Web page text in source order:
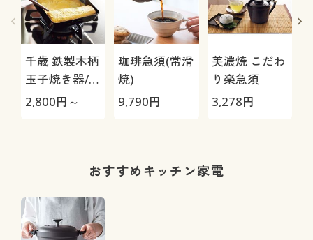
千歳 鉄製木柄
玉子焼き器/IH
対応
2,800円～
珈琲急須(常滑
焼)
9,790円
美濃焼 こだわ
り楽急須
3,278円
おすすめキッチン家電